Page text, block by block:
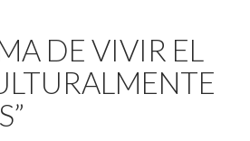
DE VIVIR EL